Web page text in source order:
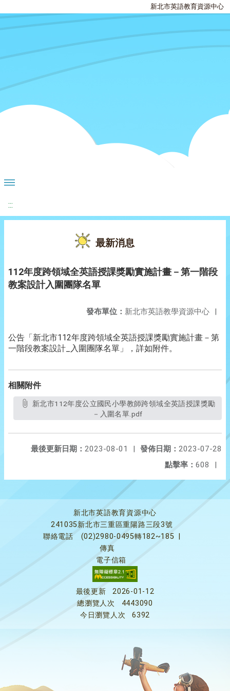
新北市英語教育資源中心
:::
最新消息
112年度跨領域全英語授課獎勵實施計畫－第一階段
教案設計入圍團隊名單
發布單位： 新北市英語教學資源中心 |
公告「新北市112年度跨領域全英語授課獎勵實施計畫－第
一階段教案設計_入圍團隊名單」，詳如附件。
相關附件
－入圍名單.pdf
發佈日期： 2023-07-28
最後更新日期： 2023-08-01
|
點擊率： 608 |
新北市英語教育資源中心
241035新北市三重區重陽路三段3號
聯絡電話
(02)2980-0495轉182~185
傳真
電子信箱
最後更新
2026-01-12
總瀏覽人次
4443090
今日瀏覽人次
6392